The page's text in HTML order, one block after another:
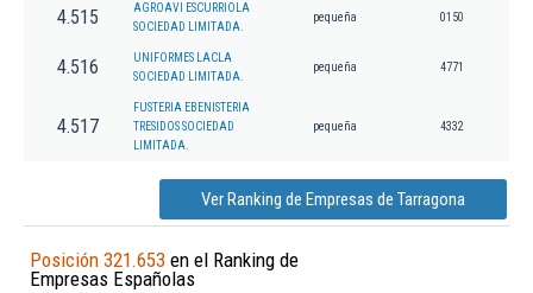
4.515
AGROAVI ESCURRIOLA
SOCIEDAD LIMITADA.
pequeña 0150
4.516
UNIFORMES LACLA
SOCIEDAD LIMITADA.
pequeña 4771
4.517
FUSTERIA EBENISTERIA
TRESIDOS SOCIEDAD
LIMITADA.
pequeña 4332
Ver Ranking de Empresas de Tarragona
Posición 321.653 en el Ranking de
Empresas Españolas